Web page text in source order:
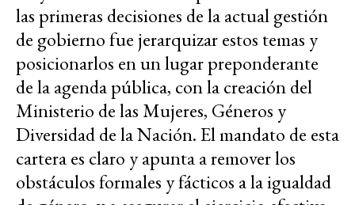
las primeras decisiones de la actual gestión
de gobierno fue jerarquizar estos temas y
posicionarlos en un lugar preponderante
de la agenda pública, con la creación del
Ministerio de las Mujeres, Géneros y
Diversidad de la Nación. El mandato de esta
cartera es claro y apunta a remover los
obstáculos formales y fácticos a la igualdad